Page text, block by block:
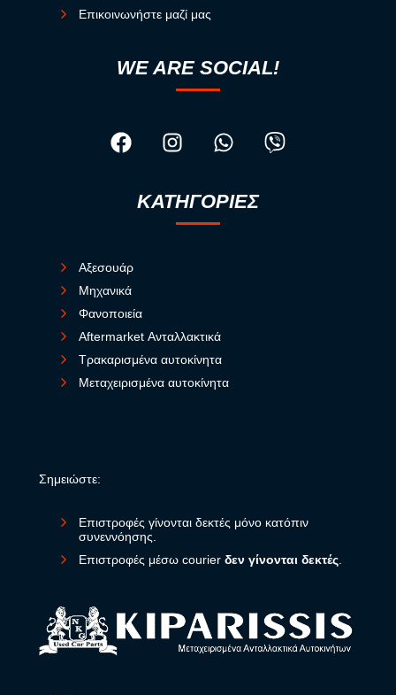
Επικοινωνήστε μαζί μας
WE ARE SOCIAL!
ΚΑΤΗΓΟΡΙΕΣ
Αξεσουάρ
Μηχανικά
Φανοποιεία
Aftermarket Ανταλλακτικά
Τρακαρισμένα αυτοκίνητα
Μεταχειρισμένα αυτοκίνητα
Σημειώστε:
Επιστροφές γίνονται δεκτές μόνο κατόπιν
συνεννόησης.
Επιστροφές μέσω courier δεν γίνονται δεκτές